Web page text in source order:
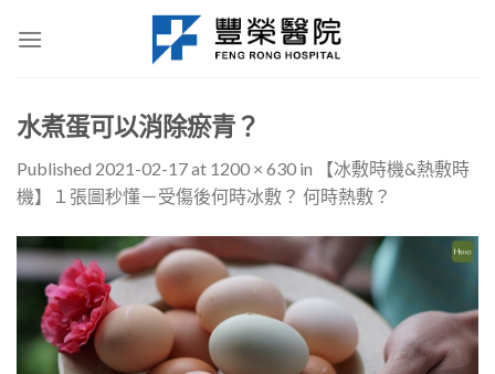
水煮蛋可以消除瘀青？
Published 2021-02-17at 1200 × 630 in
【冰敷時機&熱敷時
機】１張圖秒懂－受傷後何時冰敷？ 何時熱敷？